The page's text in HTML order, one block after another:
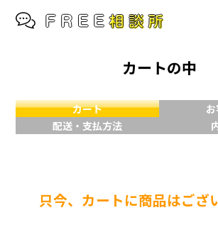
カートの中
カート
配送・支払方法
只今、カートに商品はござ